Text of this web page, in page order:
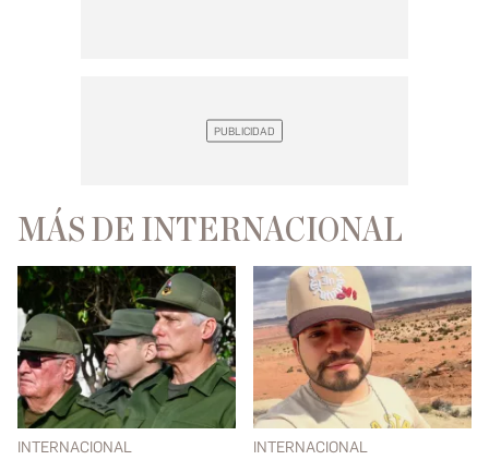
MÁS DE INTERNACIONAL
INTERNACIONAL INTERNACIONAL